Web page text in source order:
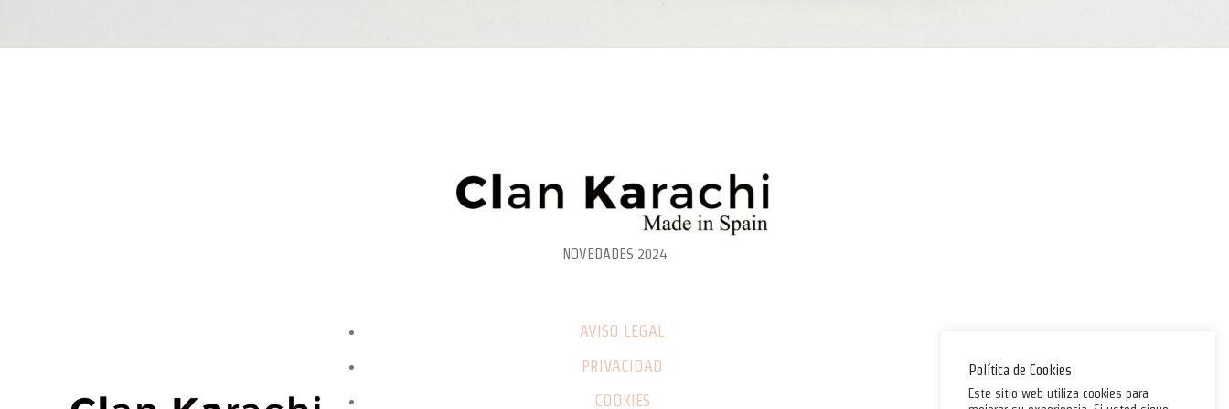
NOVEDADES 2024
AVISO LEGAL
PRIVACIDAD
COOKIES
Política de Cookies
Este sitio web utiliza cookies para